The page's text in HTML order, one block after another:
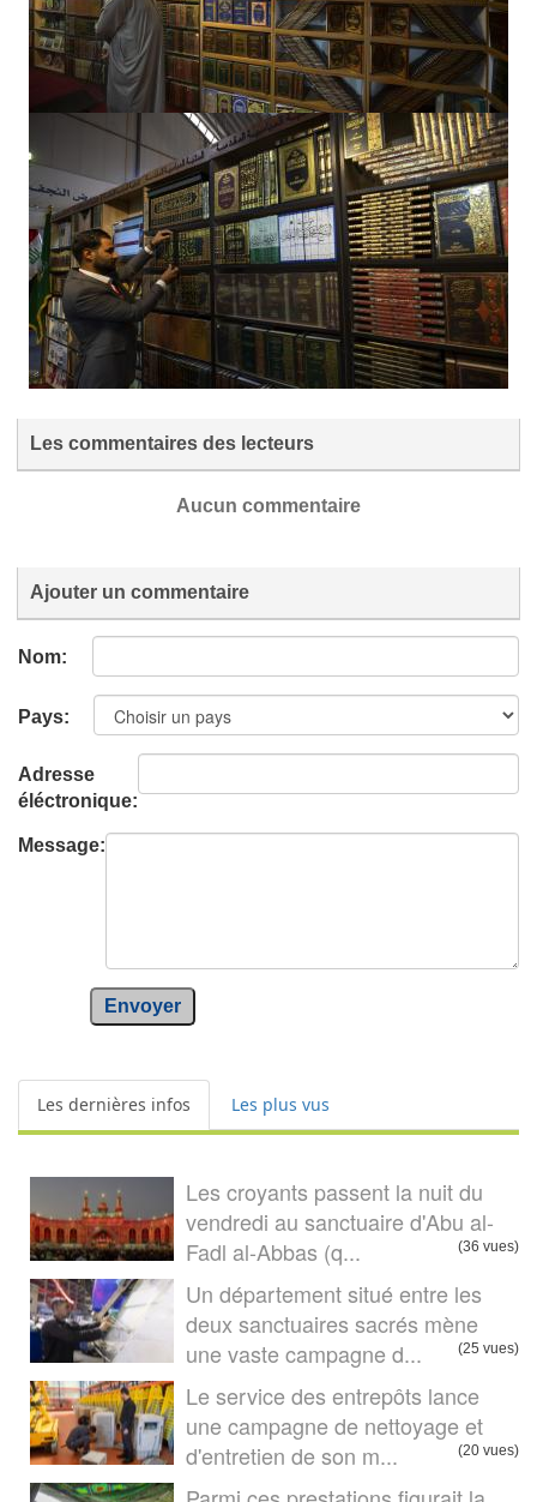
Les commentaires des lecteurs
Aucun commentaire
Ajouter un commentaire
Nom:
Pays:
Adresse
éléctronique:
Message:
Envoyer
Les dernières infos Les plus vus
Les croyants passent la nuit du
vendredi au sanctuaire d'Abu al-
Fadl al-Abbas (q...
(36 vues)
Un département situé entre les
deux sanctuaires sacrés mène
une vaste campagne d...
(25 vues)
Le service des entrepôts lance
une campagne de nettoyage et
d'entretien de son m...
(20 vues)